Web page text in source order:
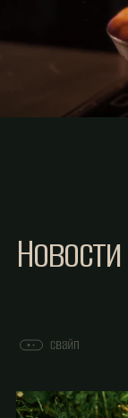
Новости